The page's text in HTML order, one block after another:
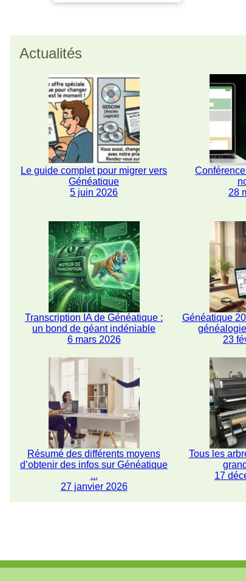
Actualités
Le guide complet pour migrer vers
Généatique
5 juin 2026
28
Transcription IA de Généatique :
un bond de géant indéniable
6 mars 2026
Généatique
23
Résumé des différents moyens
d’obtenir des infos sur Généatique
...
27 janvier 2026
Tous les
17